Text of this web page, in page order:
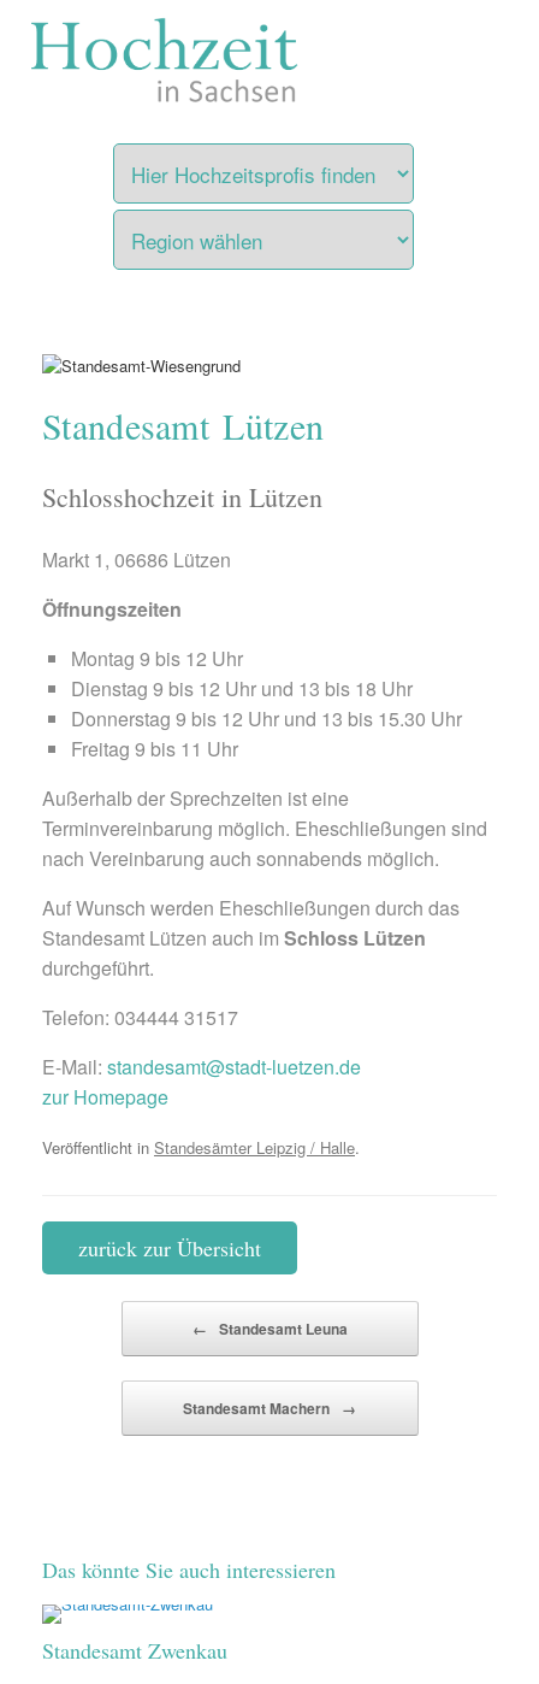
Inhalt
Standesamt Lützen
Schlosshochzeit in Lützen
Markt 1, 06686 Lützen
Öffnungszeiten
Montag 9 bis 12 Uhr
Dienstag 9 bis 12 Uhr und 13 bis 18 Uhr
Donnerstag 9 bis 12 Uhr und 13 bis 15.30 Uhr
Freitag 9 bis 11 Uhr
Außerhalb der Sprechzeiten ist eine
Terminvereinbarung möglich. Eheschließungen sind
nach Vereinbarung auch sonnabends möglich.
Auf Wunsch werden Eheschließungen durch das
Standesamt Lützen auch im Schloss Lützen
durchgeführt.
Telefon: 034444 31517
E-Mail: standesamt@stadt-luetzen.de
zur Homepage
Veröffentlicht in Standesämter Leipzig / Halle.
zurück zur Übersicht
← Standesamt Leuna
Standesamt Machern →
Das könnte Sie auch interessieren
Standesamt Zwenkau